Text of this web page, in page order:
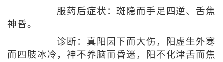
服药后症状：斑隐而手足四逆、舌焦
神昏。
诊断：真阳因下而大伤，阳虚生外寒
而四肢冰冷，神不养脑而昏迷，阳不化津舌而焦